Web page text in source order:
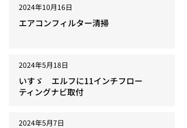
2024年10月16日
エアコンフィルター清掃
2024年5月18日
いすゞ エルフに11インチフロー
ティングナビ取付
2024年5月7日